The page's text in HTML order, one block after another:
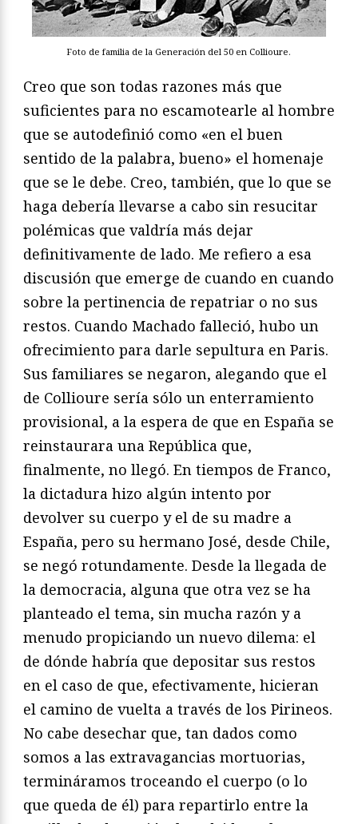
Foto de familia de la Generación del 50 en Collioure.
Creo que son todas razones más que
suficientes para no escamotearle al hombre
que se autodefinió como «en el buen
sentido de la palabra, bueno» el homenaje
que se le debe. Creo, también, que lo que se
haga debería llevarse a cabo sin resucitar
polémicas que valdría más dejar
definitivamente de lado. Me refiero a esa
discusión que emerge de cuando en cuando
sobre la pertinencia de repatriar o no sus
restos. Cuando Machado falleció, hubo un
ofrecimiento para darle sepultura en Paris.
Sus familiares se negaron, alegando que el
de Collioure sería sólo un enterramiento
provisional, a la espera de que en España se
reinstaurara una República que,
finalmente, no llegó. En tiempos de Franco,
la dictadura hizo algún intento por
devolver su cuerpo y el de su madre a
España, pero su hermano José, desde Chile,
se negó rotundamente. Desde la llegada de
la democracia, alguna que otra vez se ha
planteado el tema, sin mucha razón y a
menudo propiciando un nuevo dilema: el
de dónde habría que depositar sus restos
en el caso de que, efectivamente, hicieran
el camino de vuelta a través de los Pirineos.
No cabe desechar que, tan dados como
somos a las extravagancias mortuorias,
termináramos troceando el cuerpo (o lo
que queda de él) para repartirlo entre la